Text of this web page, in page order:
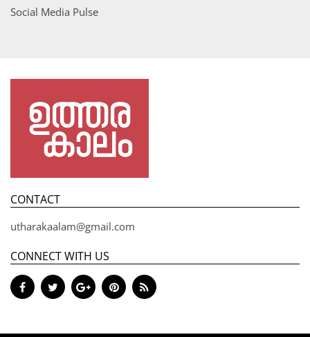
Social Media Pulse
CONTACT
utharakaalam@gmail.com
CONNECT WITH US